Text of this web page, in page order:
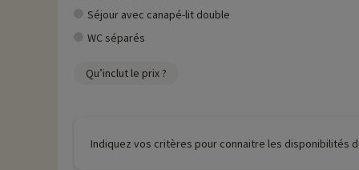
Séjour avec canapé-lit double
WC séparés
Qu’inclut le prix ?
Indiquez vos critères pour connaitre les disponibilités